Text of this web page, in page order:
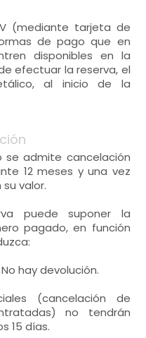
(mediante tarjeta de
de pago que en
disponibles en la
efectuar la reserva, el
al inicio de la
se admite cancelación
12 meses y una vez
valor.
puede suponer la
pagado, en función
hay devolución.
(cancelación de
no tendrán
15 días.